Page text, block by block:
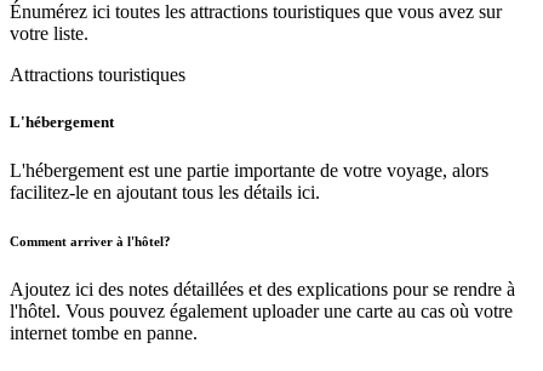
Énumérez ici toutes les attractions touristiques que vous avez sur
votre liste.
Attractions touristiques
L'hébergement
L'hébergement est une partie importante de votre voyage, alors
facilitez-le en ajoutant tous les détails ici.
Comment arriver à l'hôtel?
Ajoutez ici des notes détaillées et des explications pour se rendre à
l'hôtel. Vous pouvez également uploader une carte au cas où votre
internet tombe en panne.